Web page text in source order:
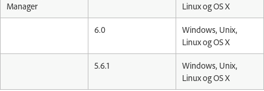
Manager
Linux og OS X
6.0
Windows, Unix,
Linux og OS X
5.6.1
Windows, Unix,
Linux og OS X